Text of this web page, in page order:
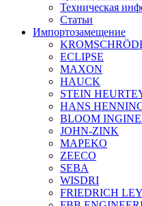
Техническая
Статьи
Импортозамещение
ECLIPSE
MAXON
HAUCK
STEIN
HANS
BLOOM
JOHN-ZINK
MAPEKO
ZEECO
SEBA
WISDRI
FRIEDRICH LEY